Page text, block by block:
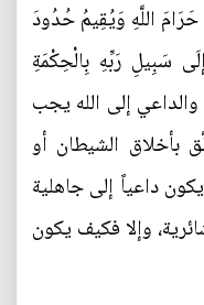
اللَّهِ وَيُقِيمُ حُدُودَ
سَبِيلِ رَبِّهِ‌ بِالْحِكْمَةِ
إلى الله يجب
بأخلاق الشيطان أو
داعياً إلى جاهلية
وإلا فكيف يكون